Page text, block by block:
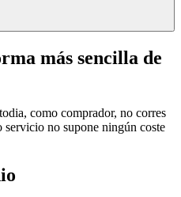
más sencilla de
como comprador, no corres
no supone ningún coste